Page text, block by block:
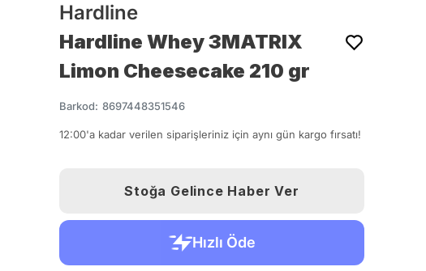
Hardline
Hardline Whey 3MATRIX
Limon Cheesecake 210 gr
Barkod: 8697448351546
12:00'a kadar verilen siparişleriniz için aynı gün kargo fırsatı!
Stoğa Gelince Haber Ver